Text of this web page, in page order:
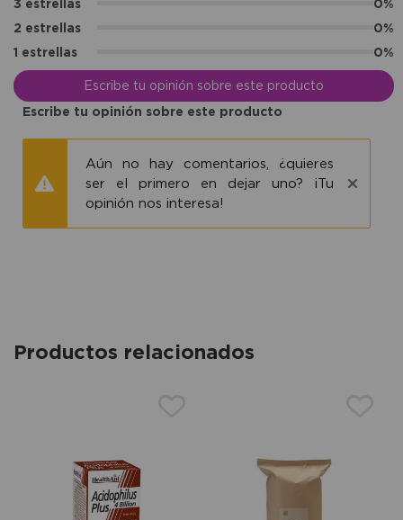
3 estrellas
0%
2 estrellas
0%
1 estrellas
0%
Escribe tu opinión sobre este producto
Escribe tu opinión sobre este producto
Aún no hay comentarios, ¿quieres
ser el primero en dejar uno? ¡Tu
opinión nos interesa!
Productos relacionados